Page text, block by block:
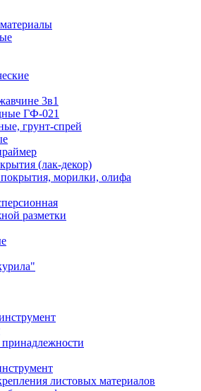
3в1
ГФ-021
грунт-спрей
(лак-декор)
морилки, олифа
разметки
листовых материалов